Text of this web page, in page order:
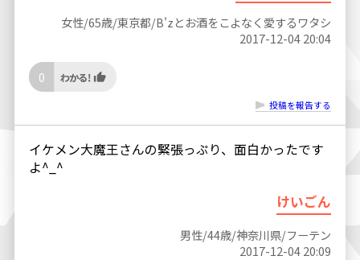
女性/65歳/東京都/B'zとお酒をこよなく愛するワタシ
2017-12-04 20:04
0
投稿を報告する
イケメン大魔王さんの緊張っぷり、面白かったです
よ^_^
けいごん
男性/44歳/神奈川県/フーテン
2017-12-04 20:09